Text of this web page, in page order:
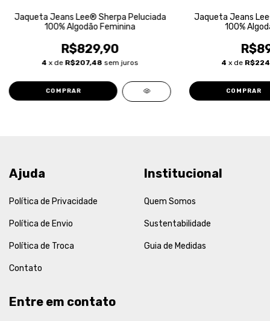
Jaqueta Jeans Lee® Sherpa Peluciada
100% Algodão Feminina
R$829,90
4 x de R$207,48 sem juros
COMPRAR
Jaqueta Jeans
100%
4 x de
COMPRAR
Ajuda
Política de Privacidade
Política de Envio
Política de Troca
Contato
Institucional
Quem Somos
Sustentabilidade
Guia de Medidas
Entre em contato